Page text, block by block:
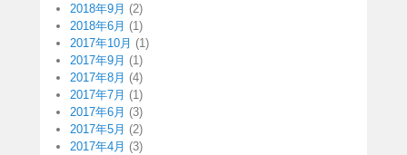
2018年9月 (2)
2018年6月 (1)
2017年10月 (1)
2017年9月 (1)
2017年8月 (4)
2017年7月 (1)
2017年6月 (3)
2017年5月 (2)
2017年4月 (3)